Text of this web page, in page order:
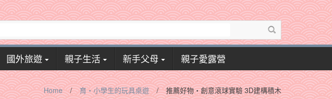
國外旅遊 親子生活 新手父母 親子愛露營
Home / 育‧小學生的玩具桌遊 / 推薦好物‧創意滾球實驗 3D建構積木